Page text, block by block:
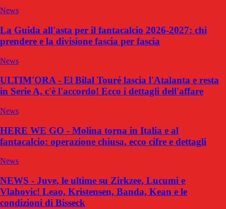
News
La Guida all'asta per il fantacalcio 2026-2027: chi
prendere e la divisione fascia per fascia
News
ULTIM'ORA - El Bilal Touré lascia l'Atalanta e resta
in Serie A, c'è l'accordo! Ecco i dettagli dell'affare
News
HERE WE GO - Molina torna in Italia e al
fantacalcio: operazione chiusa, ecco cifre e dettagli
News
NEWS - Juve, le ultime su Zirkzee, Lucumi e
Vlahovic! Leao, Kristensen, Banda, Kean e le
condizioni di Bisseck